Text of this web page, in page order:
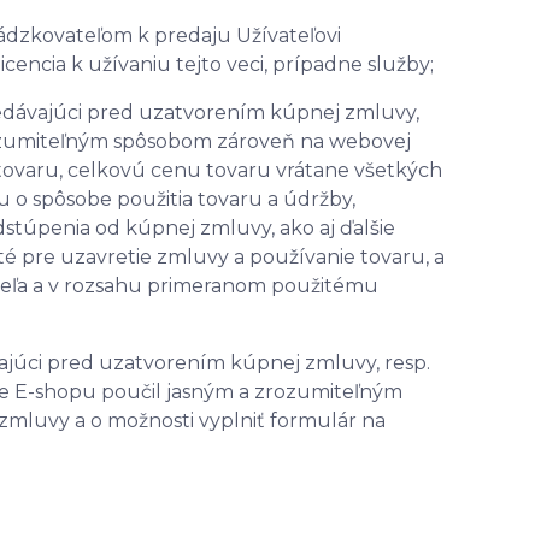
k predaju Užívateľovi
k užívaniu tejto veci, prípadne služby;
pred uzatvorením kúpnej zmluvy,
spôsobom zároveň na webovej
celkovú cenu tovaru vrátane všetkých
spôsobe použitia tovaru a údržby,
od kúpnej zmluvy, ako aj ďalšie
pre uzavretie zmluvy a používanie tovaru, a
a v rozsahu primeranom použitému
pred uzatvorením kúpnej zmluvy, resp.
E-shopu poučil jasným a zrozumiteľným
a o možnosti vyplniť formulár na